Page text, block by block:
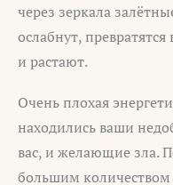
через зеркала
ослабнут,
и растают.
Очень плохая
находились ваши
вас, и желающие зла.
большим количеством